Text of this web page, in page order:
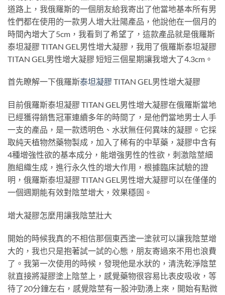
道路上，我俄羅斯的一個朋友給我寄出了他當地基本所有男
性們都在使用的一款男人增大壯陽產品，他說他在一個月的
時間內增大了5cm，我看到了希望了，這款產品就是俄羅斯
泰坦凝膠 TITAN GEL男性增大凝膠，我用了俄羅斯泰坦凝膠
TITAN GEL男性增大凝膠 短短三個星期讓我增大了4.3cm。
首先瞭解一下俄羅斯泰坦凝膠 TITAN GEL男性增大凝膠
目前俄羅斯泰坦凝膠 TITAN GEL男性增大凝膠在俄羅斯當地
已經獲得銷售冠軍連續多年的時間了，是他們當地男士人手
一支的產品，是一款透明色、水狀無任何異味的凝膠。它採
取純天植物然藥物製成，加入了稀有的中草藥，凝膠中含有
4種增強性欲的基本成分，能增強男性的性欲，刺激陰莖細
胞組織生成，進行永久性的增大作用，根據臨床試驗的證
明，俄羅斯泰坦凝膠 TITAN GEL男性增大凝膠可以在僅僅的
一個週期能有效對陰莖增大，效果穩固。
增大凝膠怎麼用讓我陰莖壯大
開始的時候我真的不相信那個東西塗一塗就可以讓我陰莖增
大的，我也只是抱著試一試的心態，朋友寄過來不用也浪費
了。我第一次使用的時候，發現他是水狀的，清洗乾淨陰莖
就直接將凝膠塗上陰莖上，感覺藥物很容易比表皮吸收，等
待了20分鐘左右，感覺陰莖有一股沖勁湧上來，開始有點微